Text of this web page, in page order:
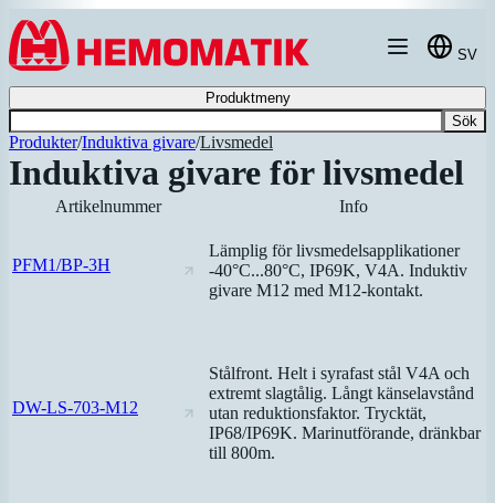
Hoppa till innehållet
SV
Produktmeny
Sök
Produkter/Induktiva givare/Livsmedel
Induktiva givare för livsmedel
Artikelnummer Info
PFM1/BP-3H
Lämplig för livsmedelsapplikationer
-40°C...80°C, IP69K, V4A. Induktiv
givare M12 med M12-kontakt.
DW-LS-703-M12
Stålfront. Helt i syrafast stål V4A och
extremt slagtålig. Långt känselavstånd
utan reduktionsfaktor. Trycktät,
IP68/IP69K. Marinutförande, dränkbar
till 800m.